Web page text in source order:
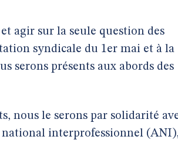
agir sur la seule question des
syndicale du 1er mai et à la
serons présents aux abords des
nous le serons par solidarité
national interprofessionnel